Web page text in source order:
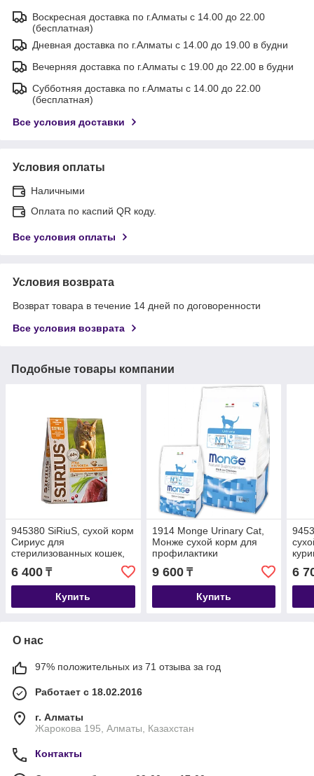
Воскресная доставка по г.Алматы с 14.00 до 22.00
(бесплатная)
Дневная доставка по г.Алматы с 14.00 до 19.00 в будни
Вечерняя доставка по г.Алматы с 19.00 до 22.00 в будни
Субботняя доставка по г.Алматы с 14.00 до 22.00
(бесплатная)
Все условия доставки
Условия оплаты
Наличными
Оплата по каспий QR коду.
Все условия оплаты
Условия возврата
Возврат товара в течение 14 дней по договоренности
Все условия возврата
Подобные товары компании
945380 SiRiuS, сухой корм
Сириус для
стерилизованных кошек,
утка и клюква, уп.1.5кг.
6 400 ₸
Купить
1914 Monge Urinary Cat,
Монже сухой корм для
профилактики
мочекаменной болезни
кошек, уп. 1,5кг.
9 600₸
Купить
6
О нас
97% положительных из 71 отзыва за год
Работает с 18.02.2016
г. Алматы
Жарокова 195, Алматы, Казахстан
Контакты